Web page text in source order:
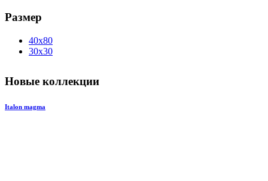
Размер
40x80
30x30
Новые коллекции
Italon magma